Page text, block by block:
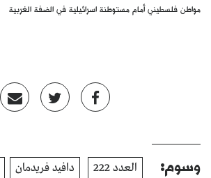
مواطن فلسطيني أمام مستوطنة اسرائيلية في الضفة الغربية
وسوم: العدد 222 دافيد فريدمان